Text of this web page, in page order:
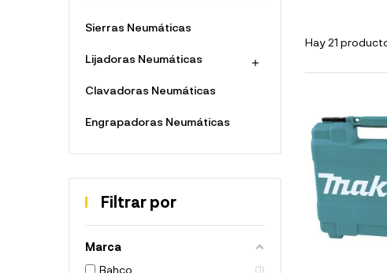
Sierras Neumáticas
Lijadoras Neumáticas 
Clavadoras Neumáticas
Engrapadoras Neumáticas
Filtrar por
Marca
Bahco
1
Hay 21